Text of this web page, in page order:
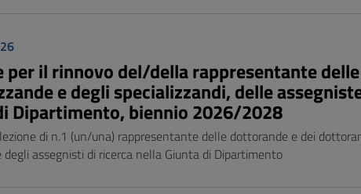
per il rinnovo del/della rappresentante
e degli specializzandi, delle
Dipartimento, biennio 2026/2028
di n.1 (un/una) rappresentante delle dottorande e dei
degli assegnisti di ricerca nella Giunta di Dipartimento